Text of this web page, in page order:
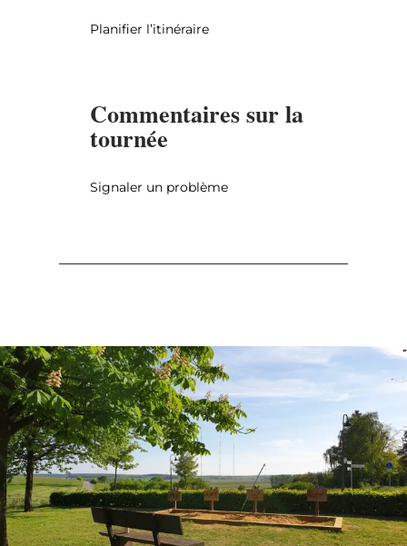
Planifier l’itinéraire
Commentaires sur la
tournée
Signaler un problème